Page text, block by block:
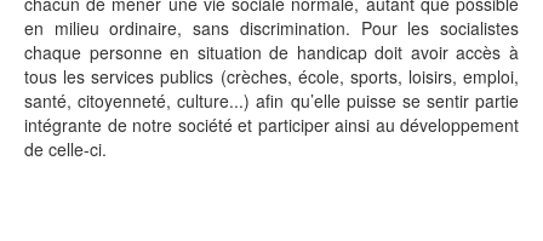
en milieu ordinaire, sans discrimination. Pour les socialistes
chaque personne en situation de handicap doit avoir accès à
tous les services publics (crèches, école, sports, loisirs, emploi,
santé, citoyenneté, culture...) afin qu’elle puisse se sentir partie
intégrante de notre société et participer ainsi au développement
de celle-ci.